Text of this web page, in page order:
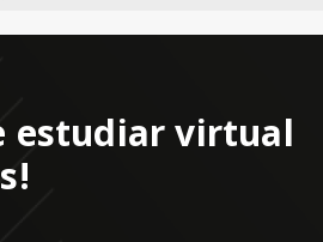
estudiar virtual